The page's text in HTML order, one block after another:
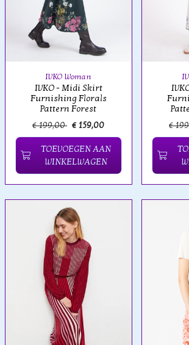
IVKO Woman
IVKO - Midi Skirt
Furnishing Florals
Pattern Forest
€ 199,00 € 159,00
TOEVOEGEN AAN
WINKELWAGEN
€